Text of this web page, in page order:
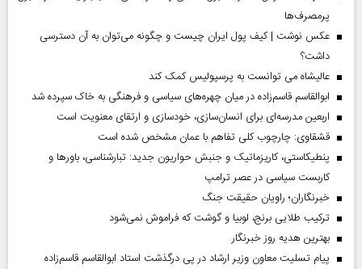
پرمصرف‌ها
عکس نوشت | کیف پول ایران چیست و چگونه می‌توان به آن دسترسی
داشت؟
عالیشاه می توانست به پرسپولیس کمک کند
ابوالقاسم قاسم‌زاده در میان چهره‌های سیاسی و فرهنگی به خاک سپرده شد
اربعین مدرسه‌ای برای انسان‌سازی، خودسازی و ارتقای معنویت است
قشقاوی: چارچوب کلی تفاهم با عمان مشخص شده است
پنطیکاستی، کاریزماتیک و جنبش حواریون جدید: تبارشناسی، باور‌ها و
کاربست سیاسی در عصر ترامپ
خبرنگاران؛ راویان حقیقت جنگ
ترکیب طلایی برنج، لوبیا و گوشت که فراموش نمی‌شود
بهترین هدیه روز خبرنگار
پیام تسلیت معاون وزیر ارشاد در پی درگذشت استاد ابوالقاسم قاسم‌زاده